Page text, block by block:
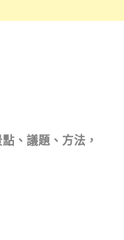
、議題、方法，